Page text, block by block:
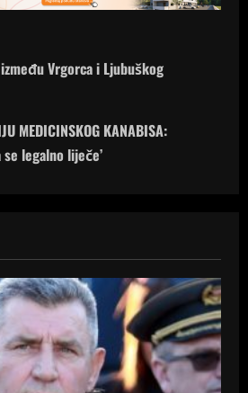
Vrgorca i Ljubuškog
MEDICINSKOG KANABISA:
legalno liječe’